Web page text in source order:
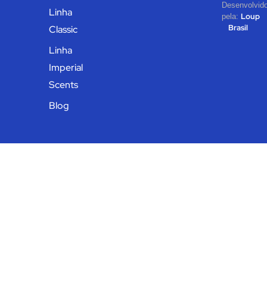
Linha
Classic
Linha
Imperial
Scents
Blog
pela: Loup
Brasil